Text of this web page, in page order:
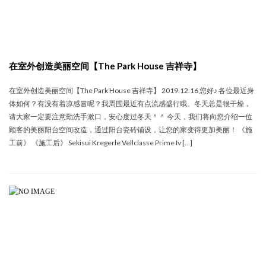
在室外创造美丽空间【The Park House 吉祥寺】
在室外创造美丽空间【The Park House 吉祥寺】 2019.12.16 您好♪ 各位最近身
体如何？有没有着凉感冒呢？我周围最近有点流感盛行哦。冬天总是很干燥，
请大家一定要注意勤洗手漱口，安心度过冬天＾＾ 今天，我们将向您介绍一位
顾客的美丽阳台空间改造，通过阳台瓷砖铺设，让您的家变得更加美丽！ 《施
工前》 《施工后》 Sekisui Kregerle Vellclasse Prime Iv […]